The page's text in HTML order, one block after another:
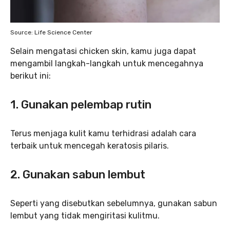
Source: Life Science Center
Selain mengatasi chicken skin, kamu juga dapat
mengambil langkah-langkah untuk mencegahnya
berikut ini:
1. Gunakan pelembap rutin
Terus menjaga kulit kamu terhidrasi adalah cara
terbaik untuk mencegah keratosis pilaris.
2. Gunakan sabun lembut
Seperti yang disebutkan sebelumnya, gunakan sabun
lembut yang tidak mengiritasi kulitmu.